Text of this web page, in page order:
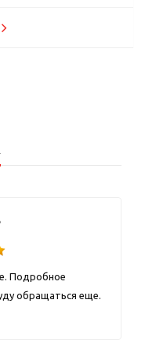
Подробное
обращаться еще.